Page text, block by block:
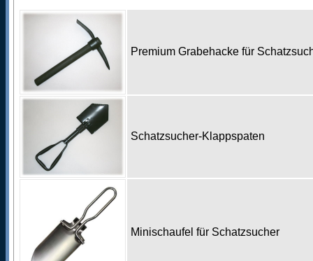
Premium Grabehacke für
Schatzsucher-Klappspaten
Minischaufel für Schatzsucher